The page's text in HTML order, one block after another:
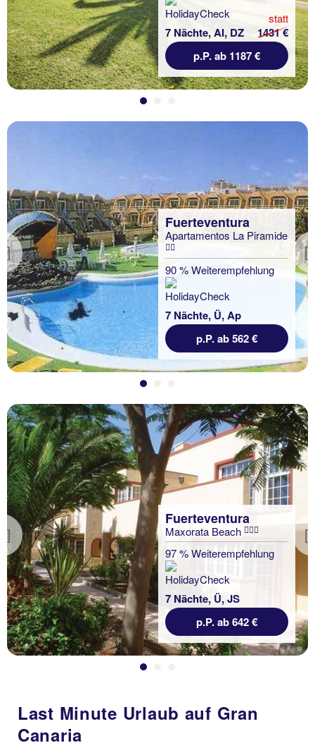
7 Nächte, AI, DZ
statt
1431 €
p.P. ab 1187 €
Previous
Fuerteventura
Apartamentos La Piramide
90 % Weiterempfehlung
7 Nächte, Ü, Ap
p.P. ab 562 €
Previous
Fuerteventura
Maxorata Beach
97 % Weiterempfehlung
7 Nächte, Ü, JS
p.P. ab 642 €
Last Minute Urlaub auf Gran
Canaria